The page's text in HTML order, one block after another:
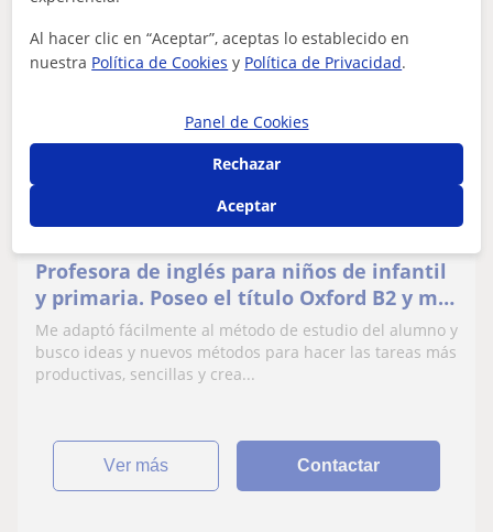
Yahaira Nicole
Profesora de inglés para niños de infantil
y primaria. Poseo el título Oxford B2 y me
estoy preparando para el C1.
Me adaptó fácilmente al método de estudio del alumno y
busco ideas y nuevos métodos para hacer las tareas más
productivas, sencillas y crea...
ver más Contactar
Al hacer clic en “Aceptar”, aceptas lo establecido en
nuestra Política de Cookies y Política de Privacidad.
Panel de Cookies
Rechazar
Aceptar